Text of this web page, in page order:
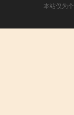
本站仅为